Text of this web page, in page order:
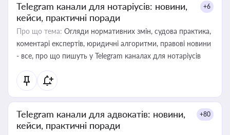
Telegram канали для нотаріусів: новини,
кейси, практичні поради
+6
Про що тема: Огляди нормативних змін, судова практика,
коментарі експертів, юридичні алгоритми, правові новини
- все, про що пишуть у Telegram каналах для нотаріусів
Telegram канали для адвокатів: новини,
кейси, практичні поради
+80